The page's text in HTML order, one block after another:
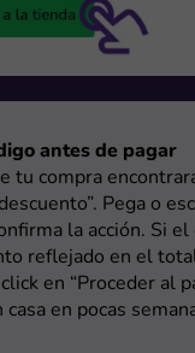
antes de pagar
tu compra
Pega o
la acción. Si el
reflejado en el
en “Proceder al
en pocas